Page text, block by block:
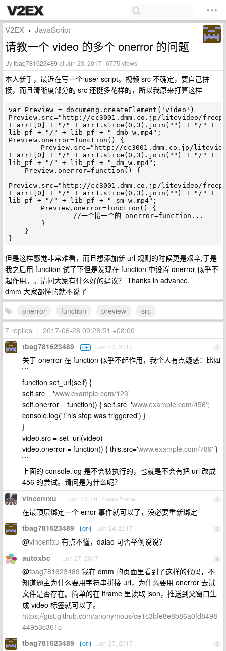
V2EX › JavaScript
请教一个 video 的多个 onerror 的问题
Bytbag781623489at Jun 23, 2017 · 6775 views
本人新手，最近在写一个 user-script。视频 src 不确定，要自己拼
接，而且清晰度部分的 src 还挺多花样的，所以我原来打算这样
var Preview = documeng.createElement('video')
Preview.src="http://cc3001.dmm.co.jp/litevideo/
+ arr1[0] + "/" + arr1.slice(0,3).join("") + "/" +
lib_pf + "/" + lib_pf + "_dmb_w.mp4";
Preview.onerror=function() {
+ arr1[0] + "/" + arr1.slice(0,3).join("") + "/" +
lib_pf + "/" + lib_pf + "_dm_w.mp4";
Preview.src="http://cc3001.dmm.co.jp/litevideo/
+ arr1[0] + "/" + arr1.slice(0,3).join("") + "/" +
lib_pf + "/" + lib_pf + "_sm_w.mp4";
但是这样感觉非常难看，而且想添加新 url 规则的时候更是艰辛,于是
我之后用 function 试了下但是发现在 function 中设置 onerror 似乎不
起作用。。请问大家有什么好的建议？ Thanks in advance.
dmm 大家都懂的就不说了
onerror
function preview
src
7 replies • 2017-06-28 09:28:51 +08:00
1
tbag781623489 OP Jun 23, 2017
关于 onerror 在 function 似乎不起作用，我个人有点疑惑：比如
```
function set_url(self) {
self.src = 'www.example.com/123'
self.onerror = function() { self.src='www.example.com/456';
console.log('This step was triggered') }
}
video.src = set_url(video)
video.onerror = function() { this.src='www.example.com/789' }
```
上面的 console.log 是不会被执行的，也就是不会有把 url 改成
456 的尝试。请问是为什么呢？
2
vincentxu Jun 23, 2017 via iPhone
在最顶层绑定一个 error 事件就可以了，没必要重新绑定
3
tbag781623489 OP Jun 24, 2017
@vincentxu 有点不懂，dalao 可否举例说说？
4
autoxbc Jun 27, 2017
@tbag781623489 我在 dmm 的页面里看到了这样的代码，不
知道题主为什么要用字符串拼接 url，为什么要用 onerror 去试
文件是否存在。简单的在 iframe 里读取 json，推送到父窗口生
成 video 标签就可以了。
https://gist.github.com/anonymous/ce1c3bfe8e8b86a0fd8498
44953c361c
5
tbag781623489 OP Jun 27, 2017